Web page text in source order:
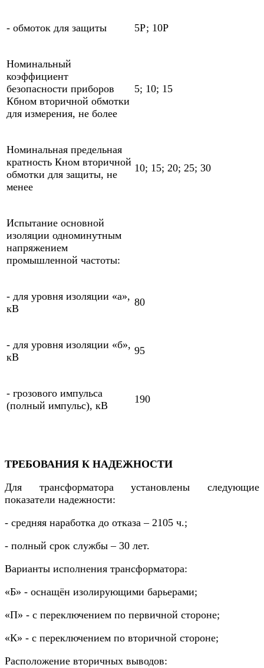
- обмоток для защиты 5Р; 10Р
Номинальный
коэффициент
безопасности приборов
Кбном вторичной обмотки
для измерения, не более
5; 10; 15
Номинальная предельная
кратность Кном вторичной
обмотки для защиты, не
менее
10; 15; 20; 25; 30
Испытание основной
изоляции одноминутным
напряжением
промышленной частоты:
- для уровня изоляции «а»,
кВ
80
- для уровня изоляции «б»,
кВ
95
- грозового импульса
(полный импульс), кВ
190
ТРЕБОВАНИЯ К НАДЕЖНОСТИ
Для трансформатора установлены следующие
показатели надежности:
- средняя наработка до отказа – 2105 ч.;
- полный срок службы – 30 лет.
Варианты исполнения трансформатора:
«Б» - оснащён изолирующими барьерами;
«П» - с переключением по первичной стороне;
«К» - с переключением по вторичной стороне;
Расположение вторичных выводов: